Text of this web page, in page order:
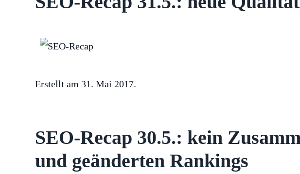
Erstellt am 31. Mai 2017.
SEO-Recap 30.5.: kein
und geänderten Rankings